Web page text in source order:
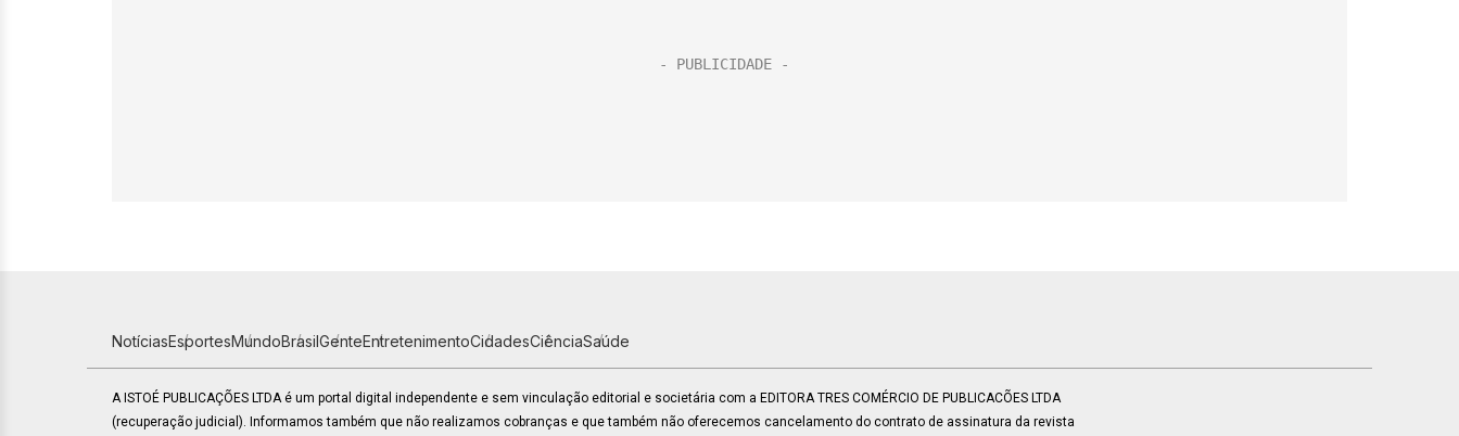
NotíciasEsportesMundoBrasilGenteEntretenimentoCidadesCiênciaSaúde
A ISTOÉ PUBLICAÇÕES LTDA é um portal digital independente e sem vinculação editorial e societária com a EDITORA TRES COMÉRCIO DE PUBLICACÕES LTDA
(recuperação judicial). Informamos também que não realizamos cobranças e que também não oferecemos cancelamento do contrato de assinatura da revista